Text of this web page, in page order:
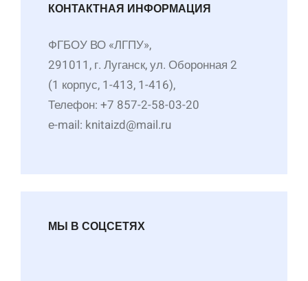
КОНТАКТНАЯ ИНФОРМАЦИЯ
ФГБОУ ВО «ЛГПУ»,
291011, г. Луганск, ул. Оборонная 2
(1 корпус, 1-413, 1-416),
Телефон: +7 857-2-58-03-20
е-mail: knitaizd@mail.ru
МЫ В СОЦСЕТЯХ